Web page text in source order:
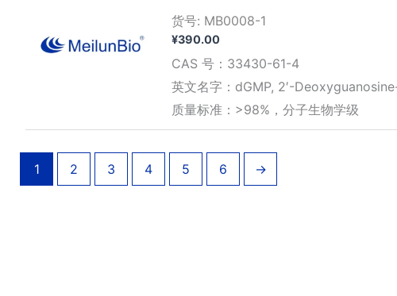
货号: MB0008-1
¥390.00
CAS 号：33430-61-4
英文名字：dGMP, 2′-
质量标准：>98%，分子生物学级
1 2 3 4 5 6 →